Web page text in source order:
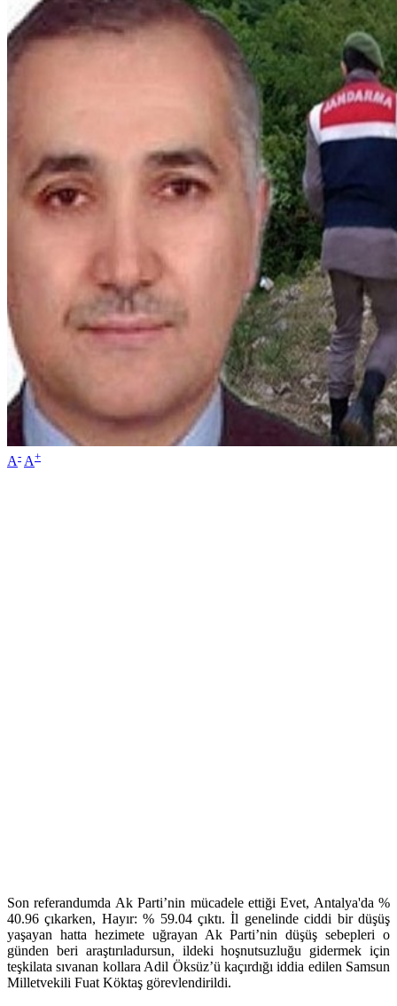
A- A+
Son referandumda Ak Parti’nin mücadele ettiği Evet, Antalya'da %
40.96 çıkarken, Hayır: % 59.04 çıktı. İl genelinde ciddi bir düşüş
yaşayan hatta hezimete uğrayan Ak Parti’nin düşüş sebepleri o
günden beri araştırıladursun, ildeki hoşnutsuzluğu gidermek için
teşkilata sıvanan kollara Adil Öksüz’ü kaçırdığı iddia edilen Samsun
Milletvekili Fuat Köktaş görevlendirildi.